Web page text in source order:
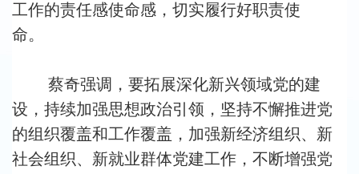
工作的责任感使命感，切实履行好职责使
命。
蔡奇强调，要拓展深化新兴领域党的建
设，持续加强思想政治引领，坚持不懈推进党
的组织覆盖和工作覆盖，加强新经济组织、新
社会组织、新就业群体党建工作，不断增强党